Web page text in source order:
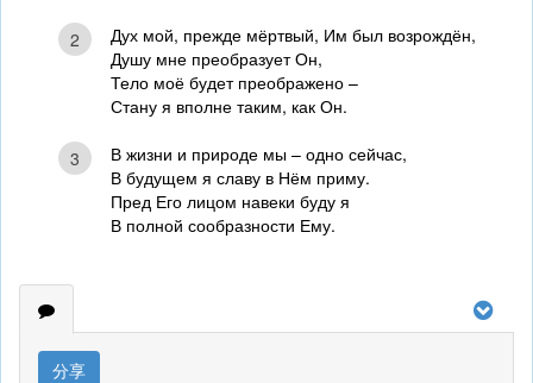
2
Дух мой, прежде мёртвый, Им был возрождён,
Душу мне преобразует Он,
Тело моё будет преображено –
Стану я вполне таким, как Он.
3
В жизни и природе мы – одно сейчас,
В будущем я славу в Нём приму.
Пред Его лицом навеки буду я
В полной сообразности Ему.
分享